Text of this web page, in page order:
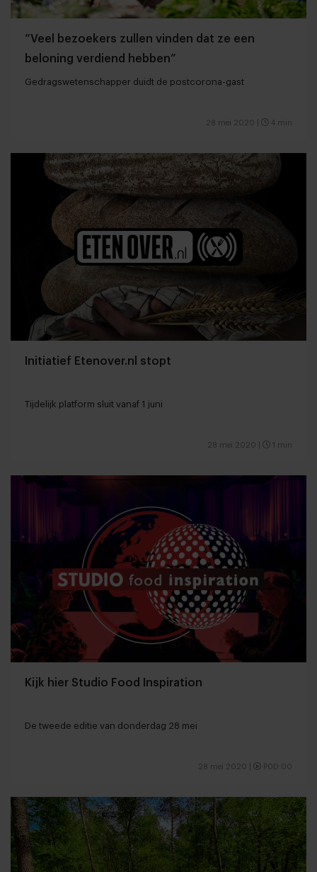
“Veel bezoekers zullen vinden dat ze een
beloning verdiend hebben”
Gedragswetenschapper duidt de postcorona-gast
28 mei 2020 4 min
Initiatief Etenover.nl stopt
Tijdelijk platform sluit vanaf 1 juni
28 mei 2020 1 min
Kijk hier Studio Food Inspiration
De tweede editie van donderdag 28 mei
28 mei 2020 P0D:00